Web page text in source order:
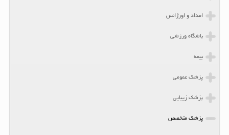
امداد و اورژانس
باشگاه ورزشی
بیمه
پزشک عمومی
پزشک زیبایی
پزشک متخصص